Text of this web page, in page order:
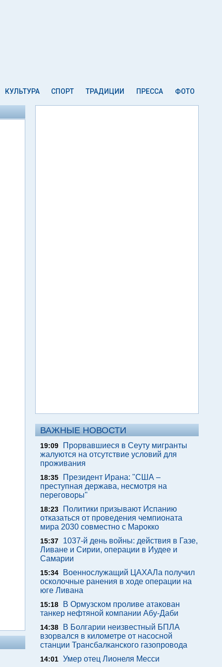
КУЛЬТУРА СПОРТ ТРАДИЦИИ ПРЕССА ФОТО
ВАЖНЫЕ НОВОСТИ
19:09
Прорвавшиеся в Сеуту мигранты
жалуются на отсутствие условий для
проживания
18:35
Президент Ирана: "США –
преступная держава, несмотря на
переговоры"
18:23
Политики призывают Испанию
отказаться от проведения чемпионата
мира 2030 совместно с Марокко
15:37
1037-й день войны: действия в Газе,
Ливане и Сирии, операции в Иудее и
Самарии
15:34
Военнослужащий ЦАХАЛа получил
осколочные ранения в ходе операции на
юге Ливана
15:18
В Ормузском проливе атакован
танкер нефтяной компании Абу-Даби
14:38
В Болгарии неизвестный БПЛА
взорвался в километре от насосной
станции Трансбалканского газопровода
14:01 Умер отец Лионеля Месси